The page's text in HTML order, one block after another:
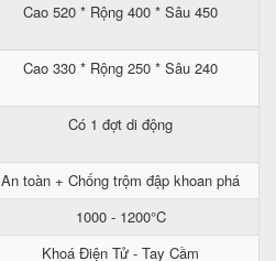
Cao 520 * Rộng 400 * Sâu 450
Cao 330 * Rộng 250 * Sâu 240
Có 1 đợt di động
An toàn + Chống trộm đập khoan phá
1000 - 1200°C
Khoá Điện Tử - Tay Cầm